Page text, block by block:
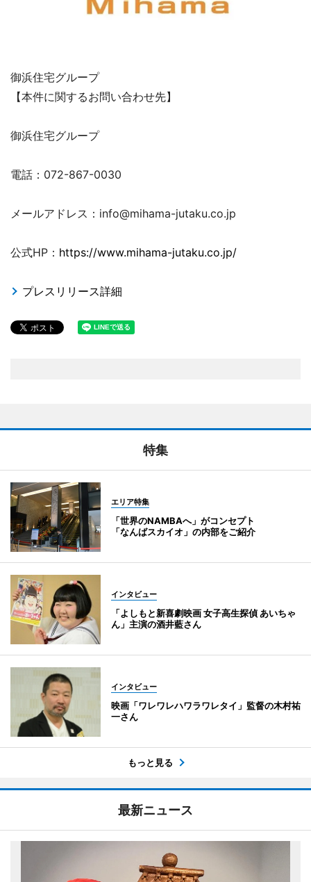
御浜住宅グループ
【本件に関するお問い合わせ先】
御浜住宅グループ
電話：072-867-0030
メールアドレス：info@mihama-jutaku.co.jp
公式HP： https://www.mihama-jutaku.co.jp/
プレスリリース詳細
特集
エリア特集
「世界のNAMBAへ」がコンセプト
「なんばスカイオ」の内部をご紹介
インタビュー
「よしもと新喜劇映画 女子高生探偵 あいちゃ
ん」主演の酒井藍さん
インタビュー
映画「ワレワレハワラワレタイ」監督の木村祐
一さん
もっと見る
最新ニュース